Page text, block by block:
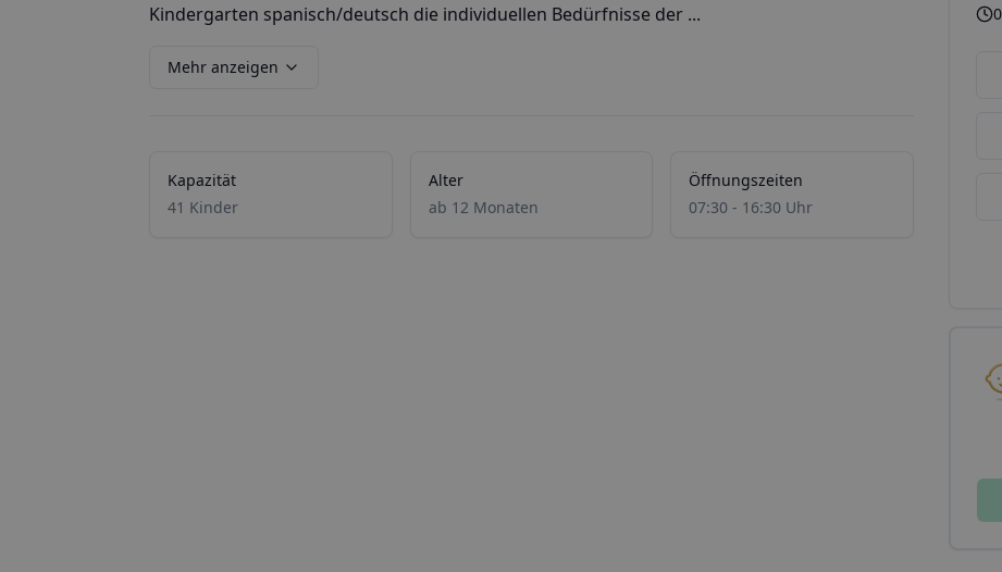
Kindergarten spanisch/deutsch die individuellen Bedürfnisse der ...
Mehr anzeigen
Kapazität
41 Kinder
Alter
ab 12 Monaten
Öffnungszeiten
07:30 - 16:30 Uhr